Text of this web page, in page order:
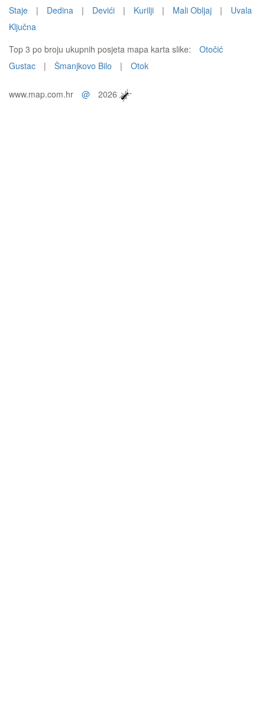
Staje
| Dedina | Devići | Kurilji | Mali Obljaj |
Uvala
Ključna
Top 3 po broju ukupnih posjeta mapa karta slike:
Otočić
Gustac
| Šmanjkovo Bilo | Otok
www.map.com.hr @ 2026